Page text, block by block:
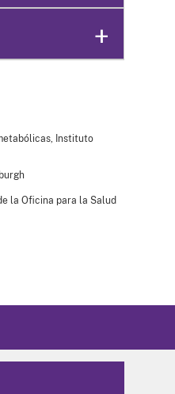
Instituto
la Oficina para la Salud